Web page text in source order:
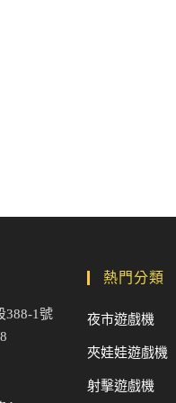
388-1號
熱門分類
夜市遊戲機
夾娃娃遊戲機
射擊遊戲機